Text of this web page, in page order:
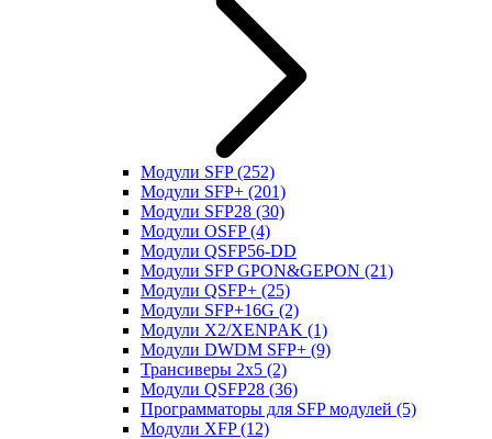
Модули SFP(252)
Модули SFP+ (201)
Модули SFP28 (30)
Модули OSFP(4)
Модули QSFP56-DD
Модули SFP GPON&GEPON (21)
Модули QSFP+ (25)
Модули SFP+16G (2)
Модули X2/XENPAK (1)
Модули DWDM SFP+ (9)
Трансиверы 2x5 (2)
Модули QSFP28 (36)
Программаторы для SFP модулей (5)
Модули XFP(12)